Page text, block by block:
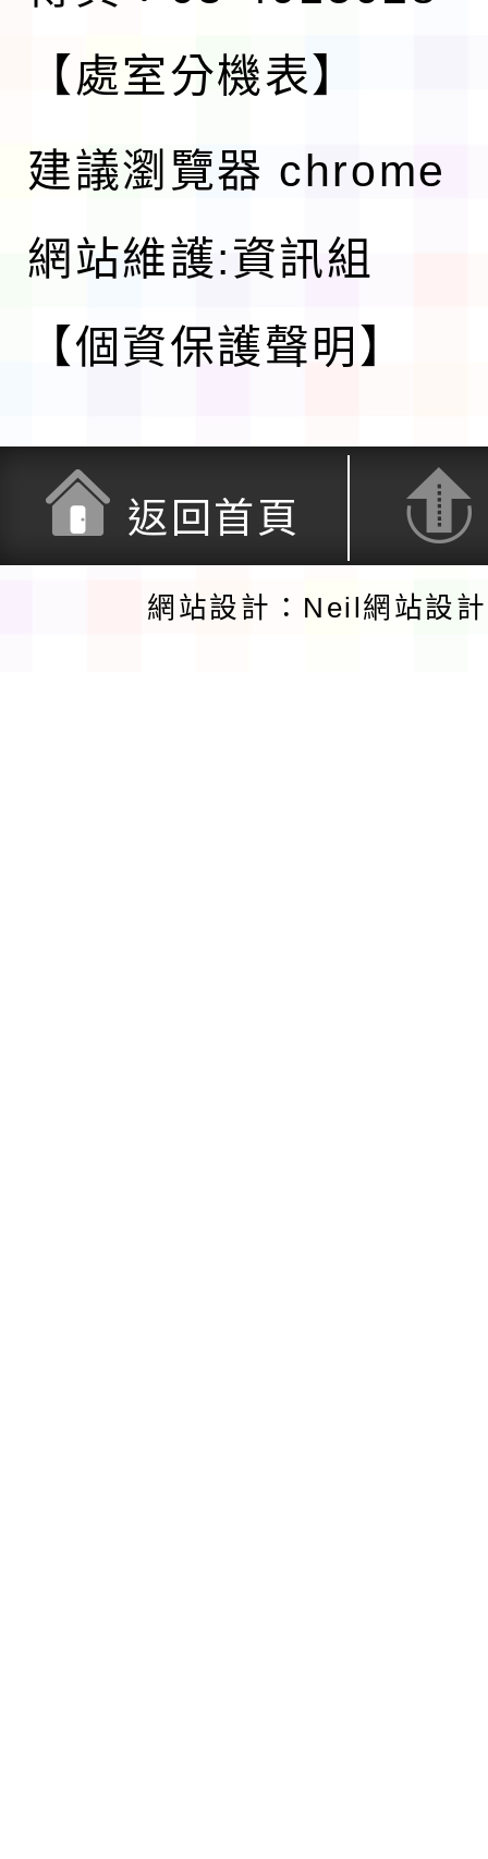
【處室分機表】
建議瀏覽器 chrome
網站維護:資訊組
【個資保護聲明】
返回首頁
網站設計：Neil網站設